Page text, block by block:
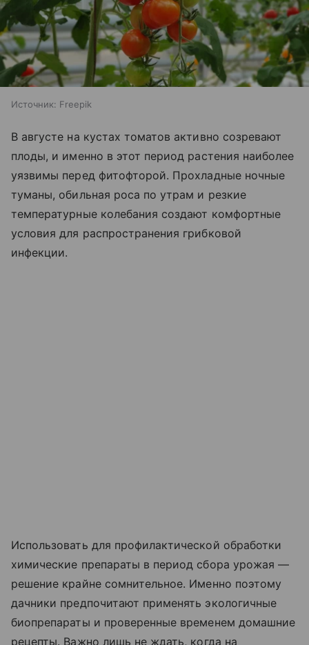
Источник: Freepik
В августе на кустах томатов активно созревают
плоды, и именно в этот период растения наиболее
уязвимы перед фитофторой. Прохладные ночные
туманы, обильная роса по утрам и резкие
температурные колебания создают комфортные
условия для распространения грибковой
инфекции.
Использовать для профилактической обработки
химические препараты в период сбора урожая —
решение крайне сомнительное. Именно поэтому
дачники предпочитают применять экологичные
биопрепараты и проверенные временем домашние
рецепты. Важно лишь не ждать, когда на